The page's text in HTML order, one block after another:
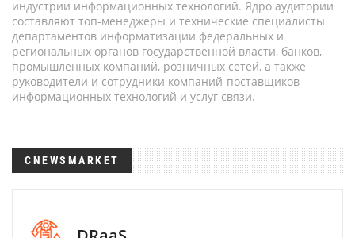
индустрии информационных технологий. Ядро аудитории
составляют топ-менеджеры и технические специалисты
департаментов информатизации федеральных и
региональных органов государственной власти, банков,
промышленных компаний, розничных сетей, а также
руководители и сотрудники компаний-поставщиков
информационных технологий и услуг связи.
CNEWSMARKET